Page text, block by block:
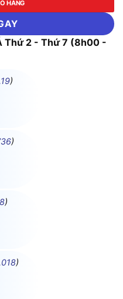
HÀNG
Thứ 2 - Thứ 7 (8h00 -
)
)
)
)